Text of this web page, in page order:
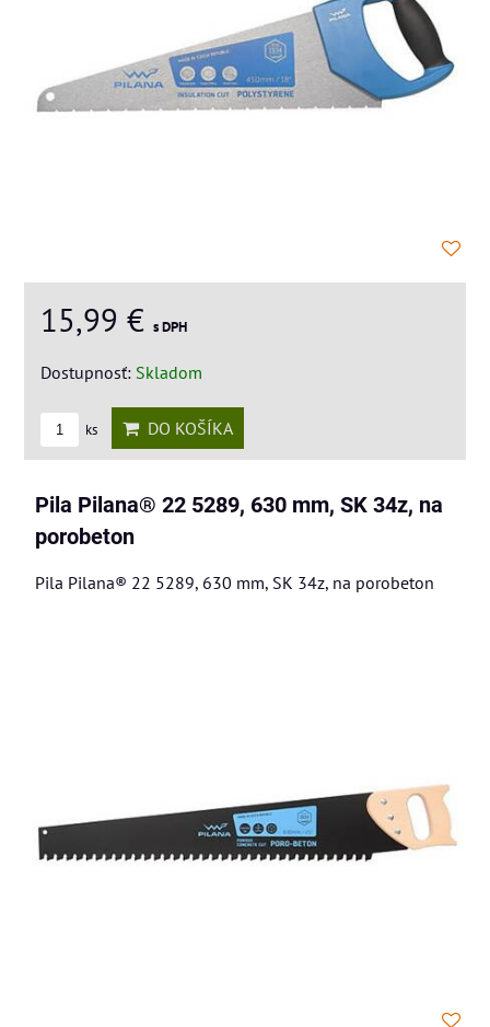
15,99 € s DPH
Dostupnosť: Skladom
ks DO KOŠÍKA
Pila Pilana® 22 5289, 630 mm, SK 34z, na
porobeton
Pila Pilana® 22 5289, 630 mm, SK 34z, na porobeton